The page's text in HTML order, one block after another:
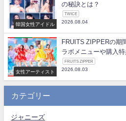
韓国女性アイドル
の秘訣とは？
TWICE
2026.08.04
女性アーティスト
FRUITS ZIPPERの期
ラボメニューや購入特
FRUITS ZIPPER
2026.08.03
カテゴリー
ジャニーズ